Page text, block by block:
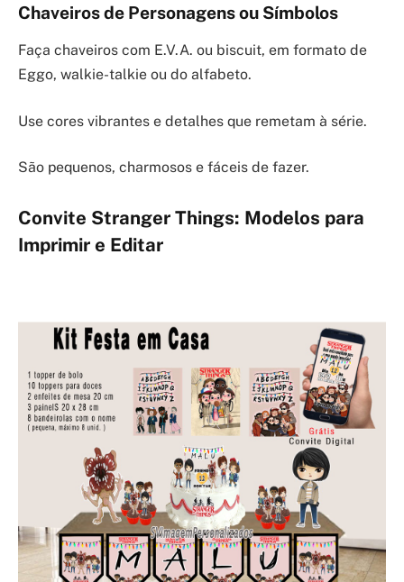
Chaveiros de Personagens ou Símbolos
Faça chaveiros com E.V.A. ou biscuit, em formato de
Eggo, walkie-talkie ou do alfabeto.
Use cores vibrantes e detalhes que remetam à série.
São pequenos, charmosos e fáceis de fazer.
Convite Stranger Things: Modelos para
Imprimir e Editar